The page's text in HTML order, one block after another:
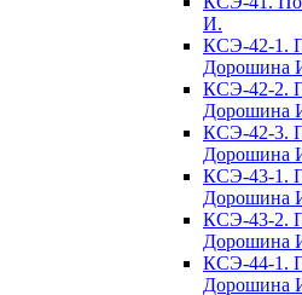
И.
КСЭ-42-1.
Дорошина
КСЭ-42-2.
Дорошина
КСЭ-42-3.
Дорошина
КСЭ-43-1.
Дорошина
КСЭ-43-2.
Дорошина
КСЭ-44-1.
Дорошина